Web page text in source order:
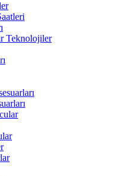
Teknolojiler